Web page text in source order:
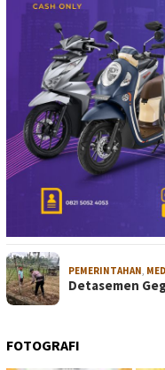
PEMERINTAHAN,
Detasemen
FOTOGRAFI